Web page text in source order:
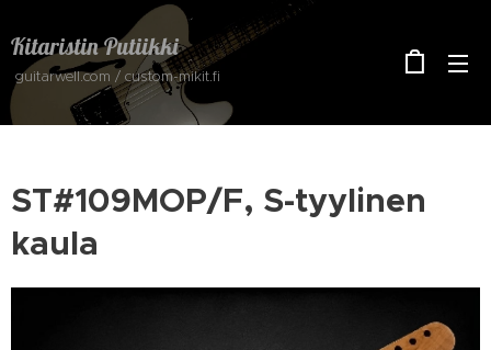
Kitaristin Putiikki
guitarwell.com / custom-mikit.fi
ST#109MOP/F, S-tyylinen
kaula